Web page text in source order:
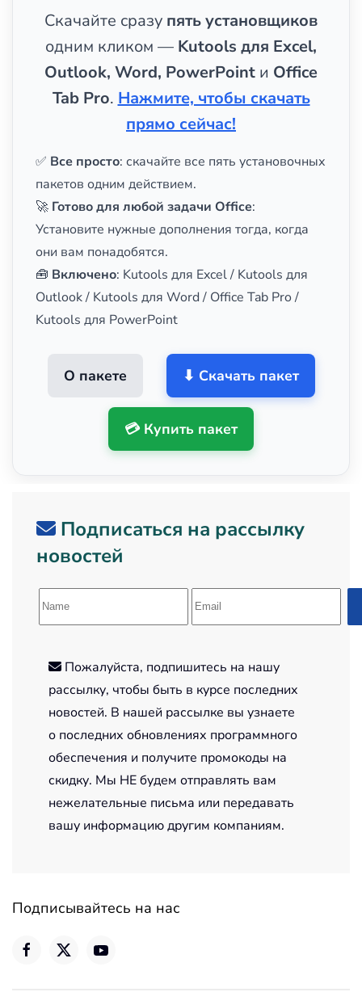
Скачайте сразу пять установщиков
одним кликом — Kutools для Excel,
Outlook, Word, PowerPoint и Office
Tab Pro. Нажмите, чтобы скачать
прямо сейчас!
✅ Все просто: скачайте все пять установочных
пакетов одним действием.
🚀 Готово для любой задачи Office:
Установите нужные дополнения тогда, когда
они вам понадобятся.
🧰 Включено: Kutools для Excel / Kutools для
Outlook / Kutools для Word / Office Tab Pro /
Kutools для PowerPoint
О пакете ⬇ Скачать пакет
💳 Купить пакет
Подписаться на рассылку
новостей
Пожалуйста, подпишитесь на нашу
рассылку, чтобы быть в курсе последних
новостей. В нашей рассылке вы узнаете
о последних обновлениях программного
обеспечения и получите промокоды на
скидку. Мы НЕ будем отправлять вам
нежелательные письма или передавать
вашу информацию другим компаниям.
Подписывайтесь на нас